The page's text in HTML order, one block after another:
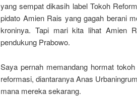
yang sempat dikasih label Tokoh
pidato Amien Rais yang gagah berani
kroninya. Tapi mari kita lihat Amien
pendukung Prabowo.
Saya pernah memandang hormat
reformasi, diantaranya Anas
mana mereka sekarang.